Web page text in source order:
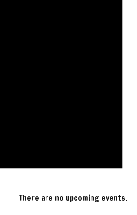
There are no upcoming events.